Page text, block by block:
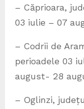
– Căprioara,
03 iulie – 07
– Codrii de
perioadele 03
august- 28
– Oglinzi,